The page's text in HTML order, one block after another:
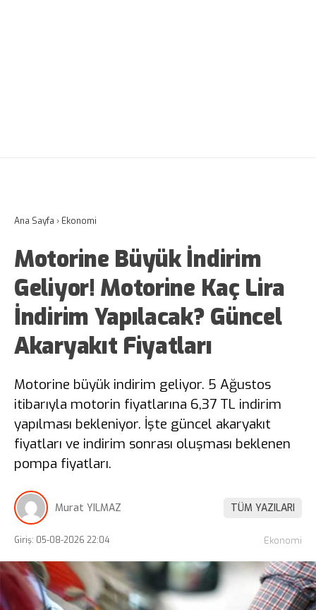
Ana Sayfa › Ekonomi
Motorine Büyük İndirim
Geliyor! Motorine Kaç Lira
İndirim Yapılacak? Güncel
Akaryakıt Fiyatları
Motorine büyük indirim geliyor. 5 Ağustos
itibarıyla motorin fiyatlarına 6,37 TL indirim
yapılması bekleniyor. İşte güncel akaryakıt
fiyatları ve indirim sonrası oluşması beklenen
pompa fiyatları.
Murat YILMAZ TÜM YAZILARI
Giriş: 05-08-2026 22:04 Ekonomi